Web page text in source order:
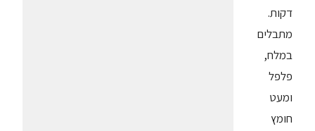
דקות.
מתבלים
במלח,
פלפל
ומעט
חומץ